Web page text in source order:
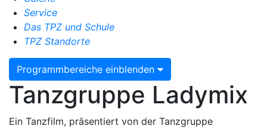
Service
Das TPZ und Schule
TPZ Standorte
Programmbereiche einblenden
Tanzgruppe Ladymix
Ein Tanzfilm, präsentiert von der Tanzgruppe